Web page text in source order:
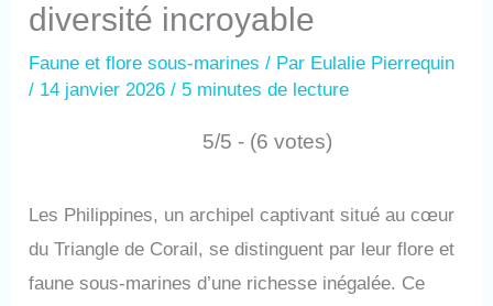
diversité incroyable
Faune et flore sous-marines / Par Eulalie Pierrequin
/ 14 janvier 2026/ 5 minutes de lecture
5/5 - (6 votes)
Les Philippines, un archipel captivant situé au cœur
du Triangle de Corail, se distinguent par leur flore et
faune sous-marines d’une richesse inégalée. Ce